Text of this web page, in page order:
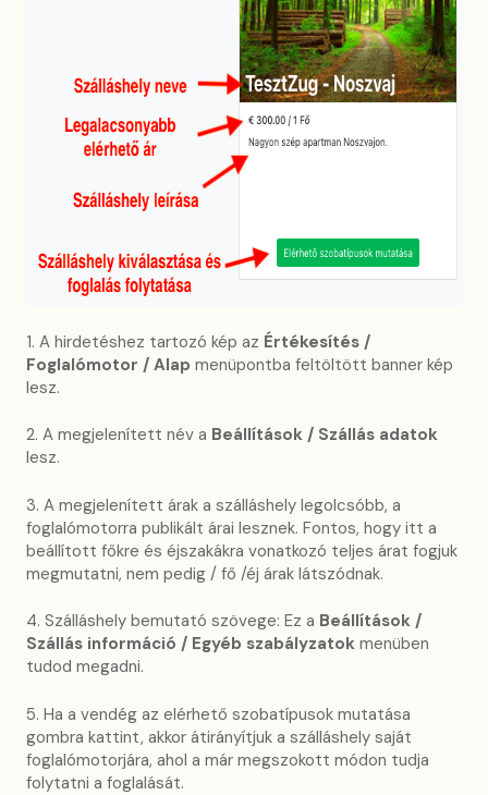
1. A hirdetéshez tartozó kép az Értékesítés /
Foglalómotor / Alap menüpontba feltöltött banner kép
lesz.
2. A megjelenített név a Beállítások / Szállás adatok
lesz.
3. A megjelenített árak a szálláshely legolcsóbb, a
foglalómotorra publikált árai lesznek. Fontos, hogy itt a
beállított főkre és éjszakákra vonatkozó teljes árat fogjuk
megmutatni, nem pedig / fő /éj árak látszódnak.
4. Szálláshely bemutató szövege: Ez a Beállítások /
Szállás információ / Egyéb szabályzatok menüben
tudod megadni.
5. Ha a vendég az elérhető szobatípusok mutatása
gombra kattint, akkor átirányítjuk a szálláshely saját
foglalómotorjára, ahol a már megszokott módon tudja
folytatni a foglalását.